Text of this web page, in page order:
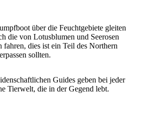
über die Feuchtgebiete gleiten
die von Lotusblumen und Seerosen
fahren, dies ist ein Teil des Northern
sollten.
Guides geben bei jeder
Tierwelt, die in der Gegend lebt.